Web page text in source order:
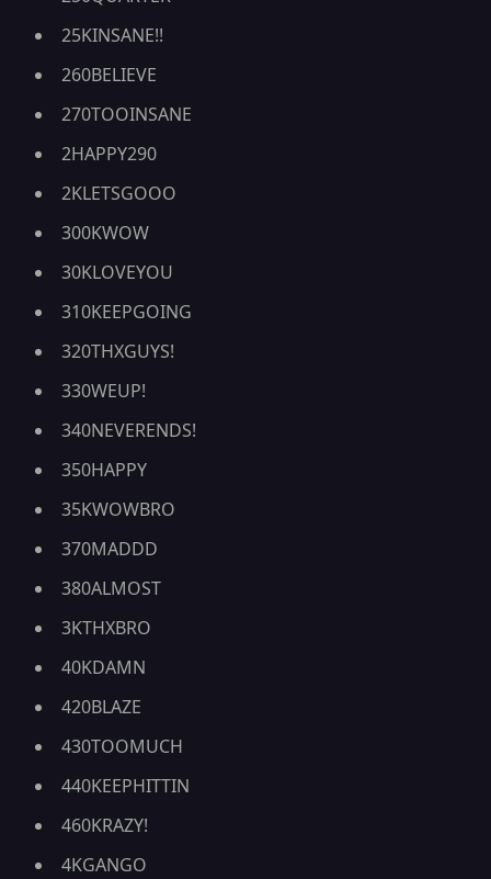
25KINSANE!!
260BELIEVE
270TOOINSANE
2HAPPY290
2KLETSGOOO
300KWOW
30KLOVEYOU
310KEEPGOING
320THXGUYS!
330WEUP!
340NEVERENDS!
350HAPPY
35KWOWBRO
370MADDD
380ALMOST
3KTHXBRO
40KDAMN
420BLAZE
430TOOMUCH
440KEEPHITTIN
460KRAZY!
4KGANGO